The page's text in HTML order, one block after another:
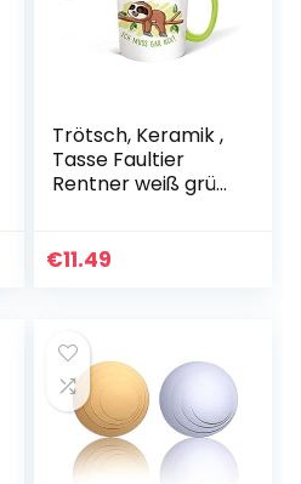
Trötsch, Keramik ,
Tasse Faultier
Rentner weiß grün:
Geschenkidee
€11.49